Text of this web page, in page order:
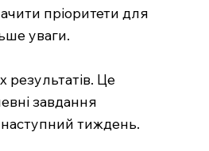
пріоритети для
уваги.
результатів. Це
завдання
наступний тиждень.